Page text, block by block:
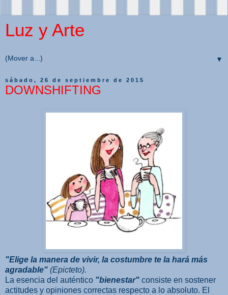
Luz y Arte
▼
sábado, 26 de septiembre de 2015
DOWNSHIFTING
"Elige la manera de vivir, la costumbre te la hará más
agradable" (Epicteto).
La esencia del auténtico "bienestar" consiste en sostener
actitudes y opiniones correctas respecto a lo absoluto. El